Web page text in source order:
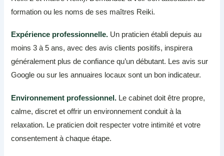
formation ou les noms de ses maîtres Reiki.
Expérience professionnelle. Un praticien établi depuis au
moins 3 à 5 ans, avec des avis clients positifs, inspirera
généralement plus de confiance qu’un débutant. Les avis sur
Google ou sur les annuaires locaux sont un bon indicateur.
Environnement professionnel. Le cabinet doit être propre,
calme, discret et offrir un environnement conduit à la
relaxation. Le praticien doit respecter votre intimité et votre
consentement à chaque étape.